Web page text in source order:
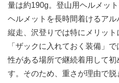
量は約190g。登山用ヘルメッ
ヘルメットを長時間着けるア
縦走、沢登りでは特にメリッ
「ザックに入れておく装備」
性がある場所で継続着用して
す。そのため、重さが理由で